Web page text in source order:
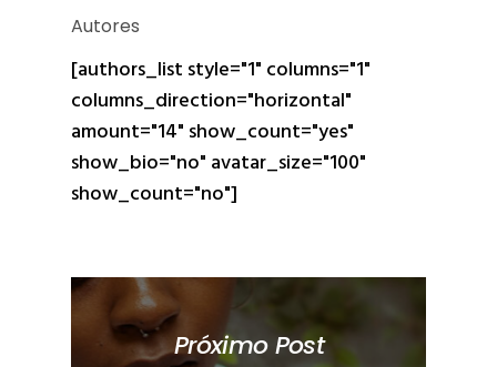
Autores
[authors_list style="1" columns="1"
columns_direction="horizontal"
amount="14" show_count="yes"
show_bio="no" avatar_size="100"
show_count="no"]
Próximo Post